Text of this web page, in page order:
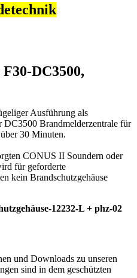
DC3500,
Ausführung als
DC3500 Brandmelderzentrale für
30 Minuten.
CONUS II Soundern oder
für geforderte
kein Brandschutzgehäuse
12232-L + phz-02
und Downloads zu unseren
sind in dem geschützten